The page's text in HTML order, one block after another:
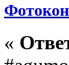
«